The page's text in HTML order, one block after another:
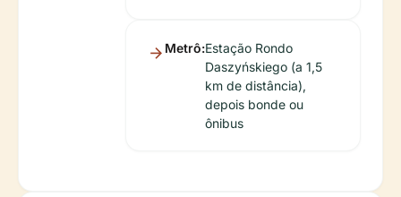
Metrô:Estação Rondo
Daszyńskiego (a 1,5
km de distância),
depois bonde ou
ônibus